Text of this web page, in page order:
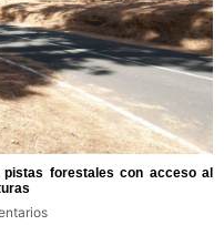
forestales con acceso al